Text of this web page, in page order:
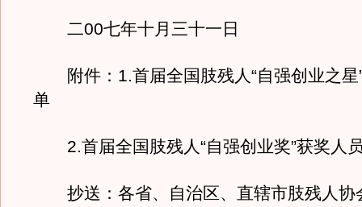
二00七年十月三十一日
附件：1.首届全国肢残人“自强创业之星
单
2.首届全国肢残人“自强创业奖”获奖人
抄送：各省、自治区、直辖市肢残人协